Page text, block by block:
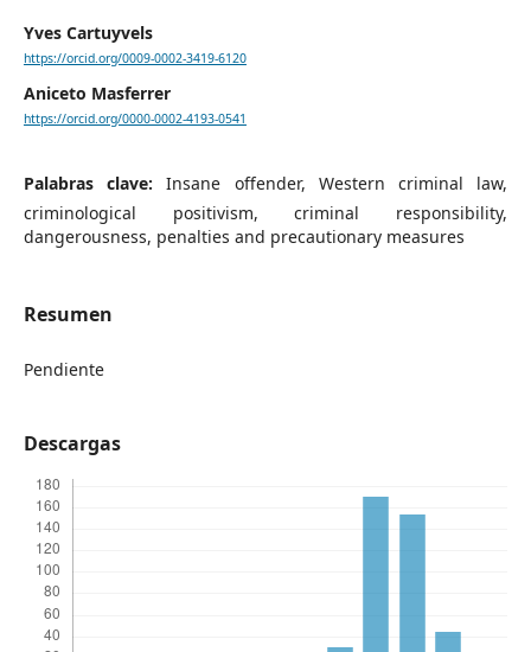
Yves Cartuyvels
https://orcid.org/0009-0002-3419-6120
Aniceto Masferrer
https://orcid.org/0000-0002-4193-0541
Palabras clave:Insane offender, Western criminal law,
criminological positivism, criminal responsibility,
dangerousness, penalties and precautionary measures
Resumen
Pendiente
Descargas